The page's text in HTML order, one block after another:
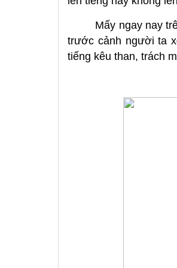
Mấy ngay nay
trước cảnh người ta
tiếng kêu than, trách